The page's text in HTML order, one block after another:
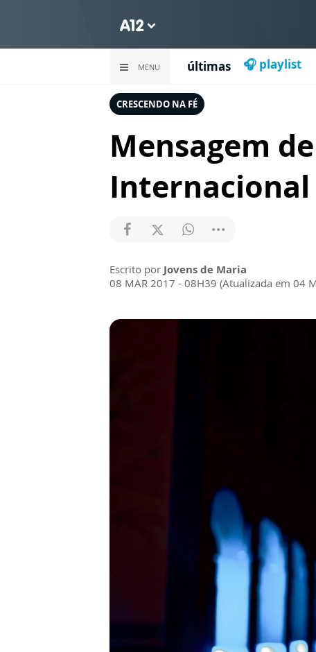
MENU últimas 🎧 playlist
CRESCENDO NA FÉ
Mensagem
Escrito por Jovens de Maria
08 MAR 2017 - 08H39 (Atualizada em 04